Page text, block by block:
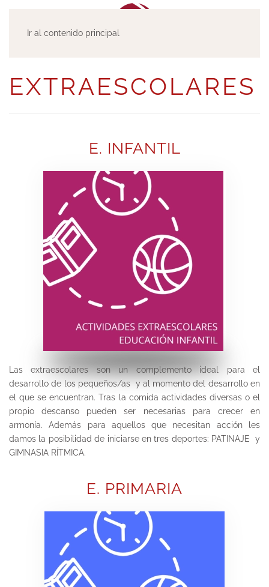
Ir al contenido principal
EXTRAESCOLARES
E. INFANTIL
MÁS INFORMACIÓN
Las extraescolares son un complemento ideal para el
desarrollo de los pequeños/as y al momento del desarrollo en
el que se encuentran. Tras la comida actividades diversas o el
propio descanso pueden ser necesarias para crecer en
armonía. Además para aquellos que necesitan acción les
damos la posibilidad de iniciarse en tres deportes: PATINAJE y
GIMNASIA RÍTMICA.
E. PRIMARIA